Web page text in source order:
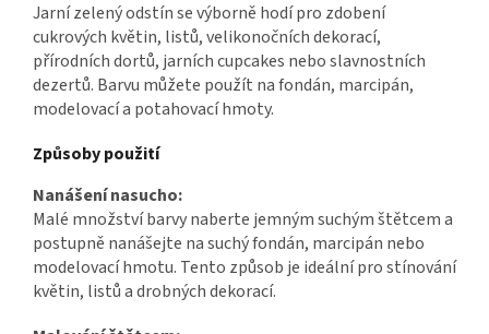
Jarní zelený odstín se výborně hodí pro zdobení
cukrových květin, listů, velikonočních dekorací,
přírodních dortů, jarních cupcakes nebo slavnostních
dezertů. Barvu můžete použít na fondán, marcipán,
modelovací a potahovací hmoty.
Způsoby použití
Nanášení nasucho:
Malé množství barvy naberte jemným suchým štětcem a
postupně nanášejte na suchý fondán, marcipán nebo
modelovací hmotu. Tento způsob je ideální pro stínování
květin, listů a drobných dekorací.